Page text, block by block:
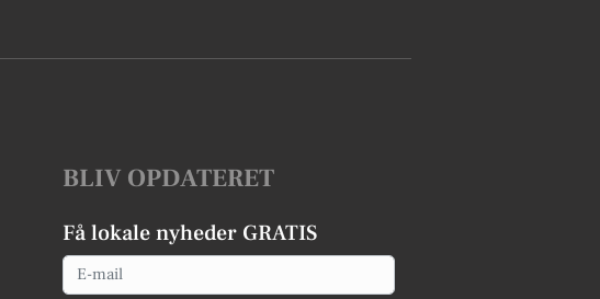
BLIV OPDATERET
Få lokale nyheder GRATIS
Email